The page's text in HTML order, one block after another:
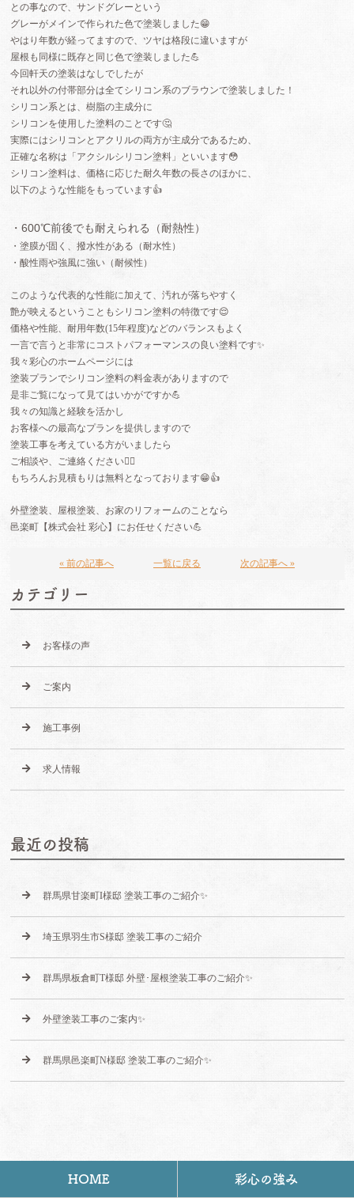
との事なので、サンドグレーという
グレーがメインで作られた色で塗装しました😁
やはり年数が経ってますので、ツヤは格段に違いますが
屋根も同様に既存と同じ色で塗装しました💪
今回軒天の塗装はなしでしたが
それ以外の付帯部分は全てシリコン系のブラウンで塗装しました！
シリコン系とは、樹脂の主成分に
シリコンを使用した塗料のことです🤔
実際にはシリコンとアクリルの両方が主成分であるため、
正確な名称は「アクシルシリコン塗料」といいます😳
シリコン塗料は、価格に応じた耐久年数の長さのほかに、
以下のような性能をもっています👍
・600℃前後でも耐えられる（耐熱性）
・塗膜が固く、撥水性がある（耐水性）
・酸性雨や強風に強い（耐候性）
このような代表的な性能に加えて、汚れが落ちやすく
艶が映えるということもシリコン塗料の特徴です😌
価格や性能、耐用年数(15年程度)などのバランスもよく
一言で言うと非常にコストパフォーマンスの良い塗料です✨
我々彩心のホームページには
塗装プランでシリコン塗料の料金表がありますので
是非ご覧になって見てはいかがですか💪
我々の知識と経験を活かし
お客様への最高なプランを提供しますので
塗装工事を考えている方がいましたら
ご相談や、ご連絡ください🙇‍♂️
もちろんお見積もりは無料となっております😁👍
外壁塗装、屋根塗装、お家のリフォームのことなら
邑楽町【株式会社 彩心】にお任せください💪
« 前の記事へ 一覧に戻る 次の記事へ »
カテゴリー
お客様の声
ご案内
施工事例
求人情報
最近の投稿
群馬県甘楽町I様邸 塗装工事のご紹介✨
埼玉県羽生市S様邸 塗装工事のご紹介
群馬県板倉町T様邸 外壁･屋根塗装工事のご紹介✨
外壁塗装工事のご案内✨
群馬県邑楽町N様邸 塗装工事のご紹介✨
HOME 彩心の強み